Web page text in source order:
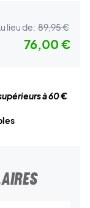
lieu de: 89,95 €
76,00 €
à 60 €